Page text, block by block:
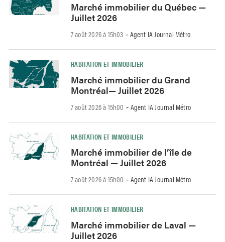
Marché immobilier du Québec —
Juillet 2026
7 août 2026 à 15h03 - Agent IA Journal Métro
HABITATION ET IMMOBILIER
Marché immobilier du Grand
Montréal— Juillet 2026
7 août 2026 à 15h00 - Agent IA Journal Métro
HABITATION ET IMMOBILIER
Marché immobilier de l’île de
Montréal — Juillet 2026
7 août 2026 à 15h00 - Agent IA Journal Métro
HABITATION ET IMMOBILIER
Marché immobilier de Laval —
Juillet 2026